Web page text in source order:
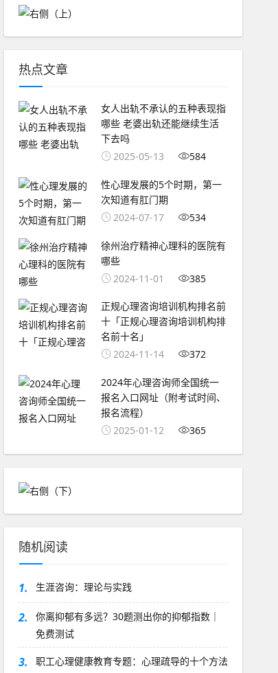
热点文章
女人出轨不承认的五种表现指
哪些 老婆出轨还能继续生活
下去吗
2025-05-13
584
性心理发展的5个时期，第一
次知道有肛门期
2024-07-17
534
徐州治疗精神心理科的医院有
哪些
2024-11-01
385
正规心理咨询培训机构排名前
十「正规心理咨询培训机构排
名前十名」
2024-11-14
372
2024年心理咨询师全国统一
报名入口网址（附考试时间、
报名流程）
2025-01-12
365
随机阅读
1. 生涯咨询：理论与实践
2.
你离抑郁有多远？30题测出你的抑郁指数｜
免费测试
3. 职工心理健康教育专题：心理疏导的十个方法